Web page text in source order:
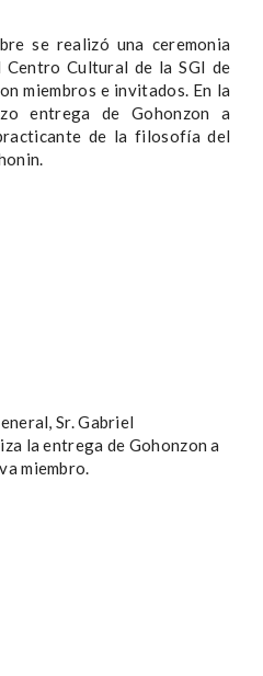
se realizó una ceremonia
Cultural de la SGI de
miembros e invitados. En la
entrega de Gohonzon a
de la filosofía del
Sr. Gabriel
la entrega de Gohonzon a
miembro.